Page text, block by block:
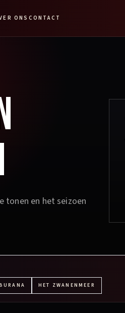
ONS CONTACT
tonen en het seizoen
HET ZWANENMEER